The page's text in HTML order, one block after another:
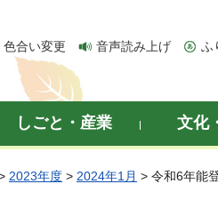
合い変更 音声読み上げ ふ
しごと・産業 文化
2023年度 > 2024年1月 > 令和6年能